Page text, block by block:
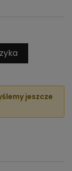
jeszcze